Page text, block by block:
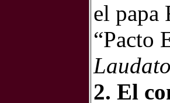
el papa
“Pacto
2. El